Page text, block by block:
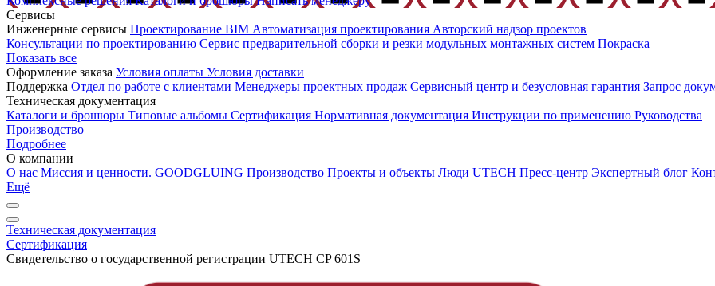
Сервисы
Инженерные сервисы Проектирование BIM Автоматизация проектирования Авторский надзор проектов
Консультации по проектированию Сервис предварительной сборки и резки модульных монтажных систем Покраска
Показать все
Оформление заказа Условия оплаты Условия доставки
Поддержка Отдел по работе с клиентами Менеджеры проектных продаж Сервисный центр и безусловная гарантия Запрос
Техническая документация
Каталоги и брошюры Типовые альбомы Сертификация Нормативная документация Инструкции по применению Руководства
Производство
Подробнее
О компании
О нас Миссия и ценности. GOODGLUING Производство Проекты и объекты Люди UTECH Пресс-центр Экспертный блог
Ещё
Техническая документация
Сертификация
Свидетельство о государственной регистрации UTECH CP 601S